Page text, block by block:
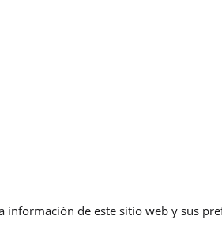
de este sitio web y sus